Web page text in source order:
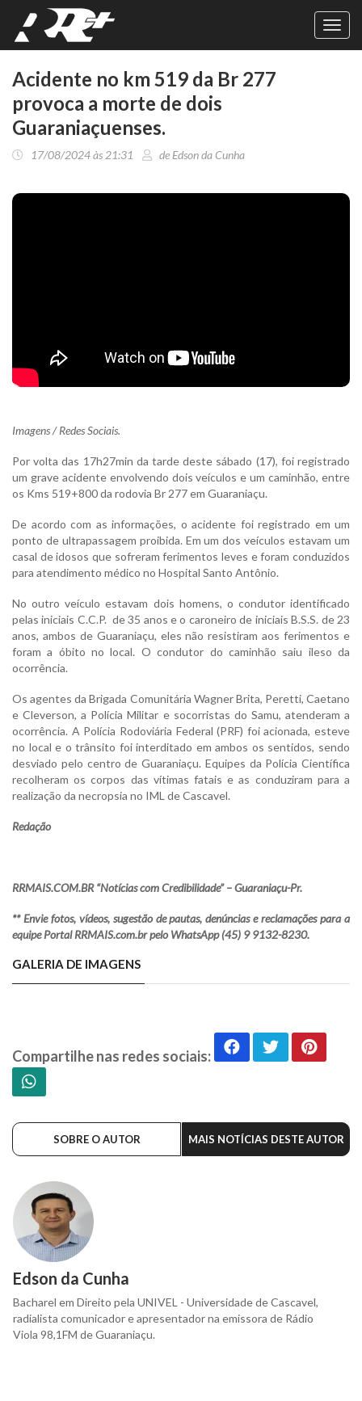
Acidente no km 519 da Br 277
provoca a morte de dois
Guaraniaçuenses.
17/08/2024 às 21:31 de Edson da Cunha
Imagens / Redes Sociais.
Por volta das 17h27min da tarde deste sábado (17), foi registrado
um grave acidente envolvendo dois veículos e um caminhão, entre
os Kms 519+800 da rodovia Br 277 em Guaraniaçu.
De acordo com as informações, o acidente foi registrado em um
ponto de ultrapassagem proibida. Em um dos veículos estavam um
casal de idosos que sofreram ferimentos leves e foram conduzidos
para atendimento médico no Hospital Santo Antônio.
No outro veículo estavam dois homens, o condutor identificado
pelas iniciais C.C.P. de 35 anos e o caroneiro de iniciais B.S.S. de 23
anos, ambos de Guaraniaçu, eles não resistiram aos ferimentos e
foram a óbito no local. O condutor do caminhão saiu ileso da
ocorrência.
Os agentes da Brigada Comunitária Wagner Brita, Peretti, Caetano
e Cleverson, a Polícia Militar e socorristas do Samu, atenderam a
ocorrência. A Polícia Rodoviária Federal (PRF) foi acionada, esteve
no local e o trânsito foi interditado em ambos os sentidos, sendo
desviado pelo centro de Guaraniaçu. Equipes da Polícia Científica
recolheram os corpos das vítimas fatais e as conduziram para a
realização da necropsia no IML de Cascavel.
Redação
RRMAIS.COM.BR “Notícias com Credibilidade” – Guaraniaçu-Pr.
** Envie fotos, vídeos, sugestão de pautas, denúncias e reclamações para a
equipe Portal RRMAIS.com.br pelo WhatsApp (45) 9 9132-8230.
GALERIA DE IMAGENS
Compartilhe nas redes sociais:
SOBRE O AUTOR MAIS NOTÍCIAS DESTE AUTOR
Edson da Cunha
Bacharel em Direito pela UNIVEL - Universidade de Cascavel,
radialista comunicador e apresentador na emissora de Rádio
Viola 98,1FM de Guaraniaçu.